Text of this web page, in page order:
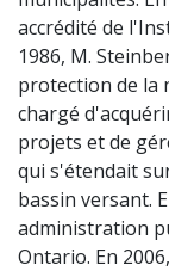
accrédité de
1986, M.
protection de la
chargé
projets et de
qui s'étendait
bassin versant.
administration
Ontario. En